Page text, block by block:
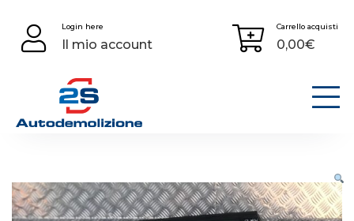
content
Login here
Il mio account
Carrello acquisti
0,00€